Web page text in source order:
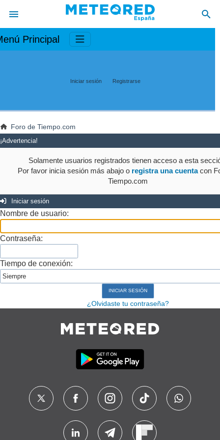
Principal
Iniciar sesión Registrarse
Foro de Tiempo.com
¡Advertencia!
Solamente usuarios registrados tienen acceso a esta
Por favor inicia sesión más abajo o registra una cuentacon
Tiempo.com
Iniciar sesión
Nombre de usuario:
Contraseña:
Tiempo de conexión:
¿Olvidaste tu contraseña?